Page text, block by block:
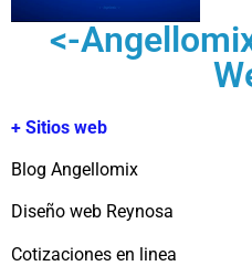
<-
+ Sitios web
Blog Angellomix
Diseño web Reynosa
Cotizaciones en linea